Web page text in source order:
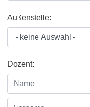
Außenstelle:
Dozent: